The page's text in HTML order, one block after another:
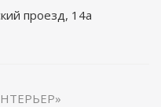
проезд, 14а